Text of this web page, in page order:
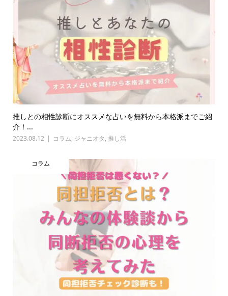
推しとの相性診断にオススメな占いを無料から本格派までご紹
介！...
2023.08.12 コラム, ジャニオタ, 推し活
コラム